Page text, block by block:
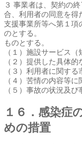
３ 事業者は、契約の
合、利用者の同意を得
支援事業所等へ第１項
のとする。
ものとする。
（１）施設サービス
（２）提供した具体
（３）利用者に関す
（４）苦情の内容等
（５）事故の状況及
１６．感染症
めの措置